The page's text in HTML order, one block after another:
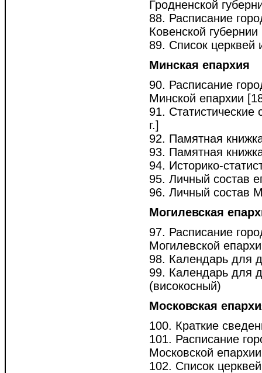
Гродненской
88. Расписание
Ковенской губернии
89. Список церквей
Минская епархия
90. Расписание
Минской епархии
91.
г.]
92. Памятная
93. Памятная
94. Историко-
95. Личный состав
96. Личный состав
Могилевская
97. Расписание
Могилевской
98. Календарь для
99. Календарь для
(високосный)
Московская
100. Краткие
101. Расписание
Московской
102. Список